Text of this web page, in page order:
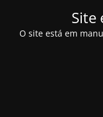
Site
O site está em